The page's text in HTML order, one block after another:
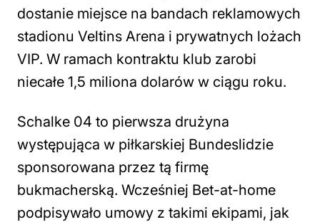
dostanie miejsce na bandach reklamowych
stadionu Veltins Arena i prywatnych lożach
VIP. W ramach kontraktu klub zarobi
niecałe 1,5 miliona dolarów w ciągu roku.
Schalke 04 to pierwsza drużyna
występująca w piłkarskiej Bundeslidzie
sponsorowana przez tą firmę
bukmacherską. Wcześniej Bet-at-home
podpisywało umowy z takimi ekipami, jak